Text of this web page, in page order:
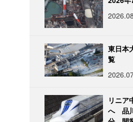
東日本
覧
リニア
へ 品